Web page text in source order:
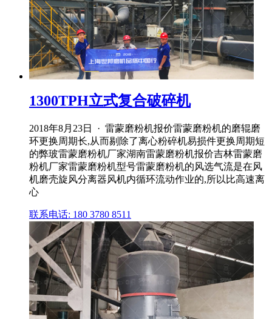
1300TPH立式复合破碎机
2018年8月23日 · 雷蒙磨粉机报价雷蒙磨粉机的磨辊磨
环更换周期长,从而剔除了离心粉碎机易损件更换周期短
的弊玻雷蒙磨粉机厂家湖南雷蒙磨粉机报价吉林雷蒙磨
粉机厂家雷蒙磨粉机型号雷蒙磨粉机的风选气流是在风
机磨壳旋风分离器风机内循环流动作业的,所以比高速离
心
联系电话: 180 3780 8511